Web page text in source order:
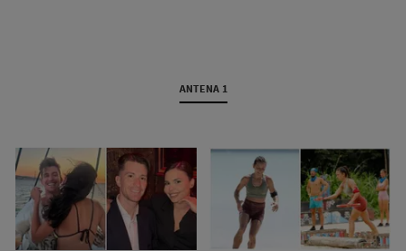
ANTENA 1